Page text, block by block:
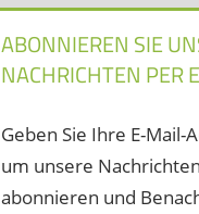
ABONNIEREN SIE
NACHRICHTEN PER
Geben Sie Ihre E-Mail-
um unsere
abonnieren und